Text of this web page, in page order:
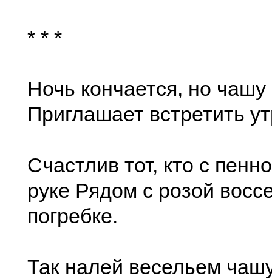
* * *
Ночь кончается, но
Приглашает встретить
Счастлив тот, кто с
руке Рядом с розой
погребке.
Так налей весельем